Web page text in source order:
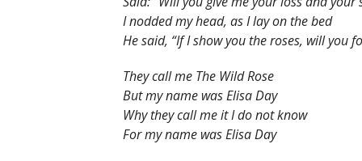
I nodded my head, as I lay on the bed
He said, “If I show you the roses, will you
They call me The Wild Rose
But my name was Elisa Day
Why they call me it I do not know
For my name was Elisa Day